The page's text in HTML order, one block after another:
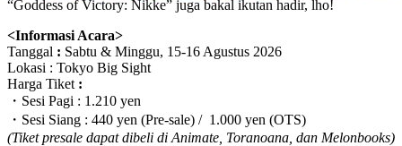
“Goddess of Victory: Nikke” juga bakal ikutan hadir, lho!
<Informasi Acara>
Tanggal : Sabtu & Minggu, 15-16 Agustus 2026
Lokasi : Tokyo Big Sight
Harga Tiket :
・Sesi Pagi : 1.210 yen
・Sesi Siang : 440 yen (Pre-sale) / 1.000 yen (OTS)
(Tiket presale dapat dibeli di Animate, Toranoana, dan Melonbooks)